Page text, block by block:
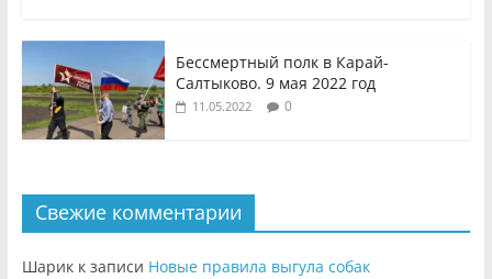
Бессмертный полк в Карай-
Салтыково. 9 мая 2022 год
11.05.2022 0
Свежие комментарии
Шарикк записи Новые правила выгула собак